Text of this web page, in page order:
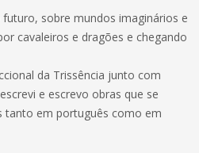
sobre mundos imaginários e
cavaleiros e dragões e chegando
da Trissência junto com
e escrevo obras que se
em português como em